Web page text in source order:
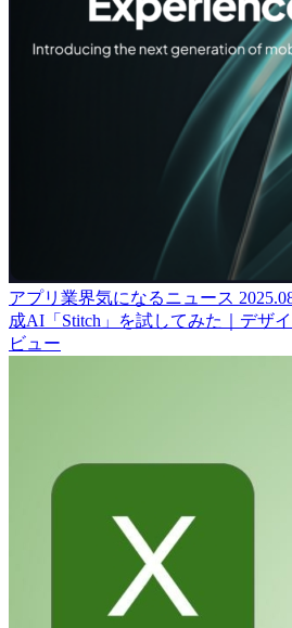
アプリ業界気になるニュース
成AI「Stitch」を試してみた｜デザ
ビュー